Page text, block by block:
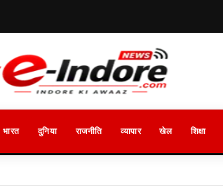
भारत दुनिया राजनीति व्यापार खेल शिक्षा